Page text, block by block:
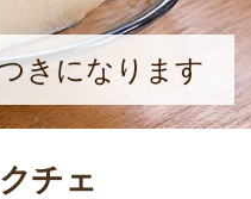
きになります
チェ